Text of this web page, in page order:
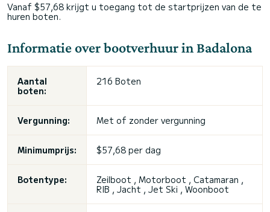
Vanaf $57,68 krijgt u toegang tot de startprijzen van de te
huren boten.
Informatie over bootverhuur in Badalona
Aantal
boten:
216 Boten
Vergunning: Met of zonder vergunning
Minimumprijs: $57,68 per dag
Botentype:
Zeilboot , Motorboot , Catamaran ,
RIB , Jacht , Jet Ski , Woonboot